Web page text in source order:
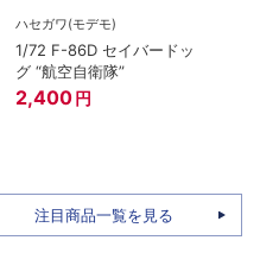
ハセガワ(モデモ)
1/72 F-86D セイバードッ
グ “航空自衛隊”
2,400 円
注目商品一覧を見る